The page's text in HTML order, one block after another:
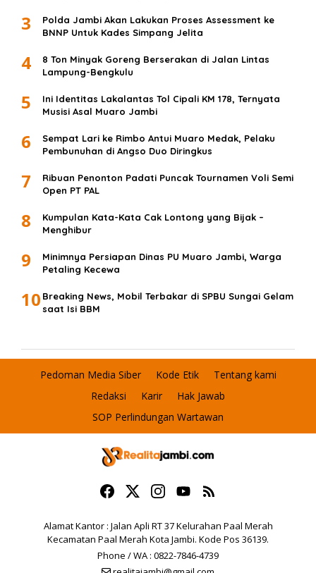
3
Polda Jambi Akan Lakukan Proses Assessment ke
BNNP Untuk Kades Simpang Jelita
4
8 Ton Minyak Goreng Berserakan di Jalan Lintas
Lampung-Bengkulu
5
Ini Identitas Lakalantas Tol Cipali KM 178, Ternyata
Musisi Asal Muaro Jambi
6
Sempat Lari ke Rimbo Antui Muaro Medak, Pelaku
Pembunuhan di Angso Duo Diringkus
7
Ribuan Penonton Padati Puncak Tournamen Voli Semi
Open PT PAL
8
Kumpulan Kata-Kata Cak Lontong yang Bijak –
Menghibur
9
Minimnya Persiapan Dinas PU Muaro Jambi, Warga
Petaling Kecewa
10 Breaking News, Mobil Terbakar di SPBU Sungai Gelam
saat Isi BBM
Pedoman Media Siber Kode Etik
Tentang kami
Redaksi
Karir
Hak Jawab
SOP Perlindungan Wartawan
Alamat Kantor : Jalan Apli RT 37 Kelurahan Paal Merah
Kecamatan Paal Merah Kota Jambi. Kode Pos 36139.
Phone / WA : 0822-7846-4739